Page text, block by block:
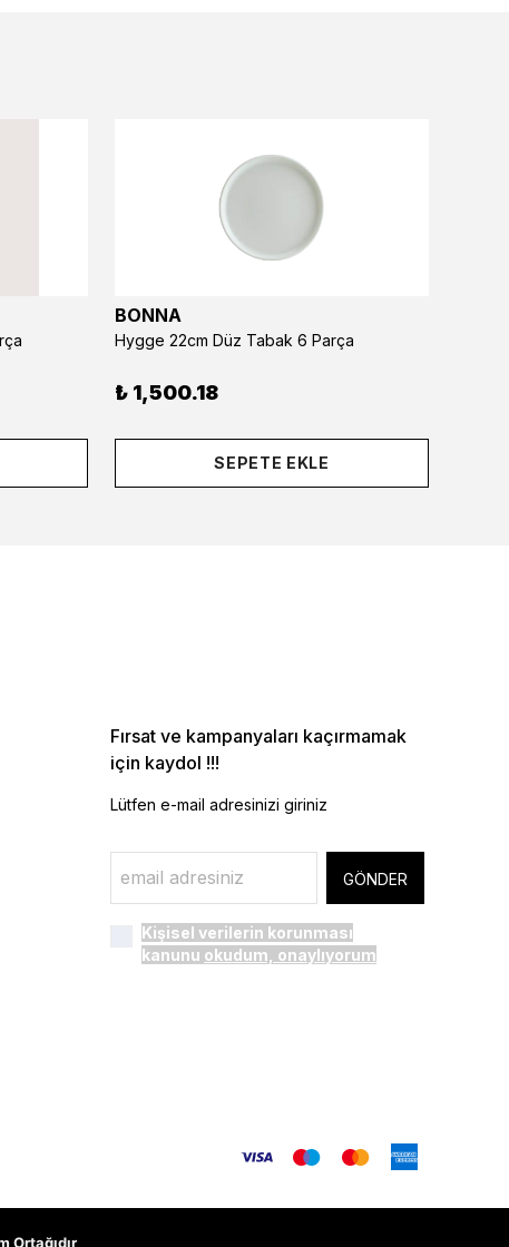
BONNA
Hygge 22cm Düz Tabak 6 Parça
₺ 1,500.18
SEPETE EKLE
Fırsat ve kampanyaları kaçırmamak
için kaydol !!!
Lütfen e-mail adresinizi giriniz
GÖNDER
Kişisel verilerin korunması
kanunu okudum, onaylıyorum
Ortağıdır